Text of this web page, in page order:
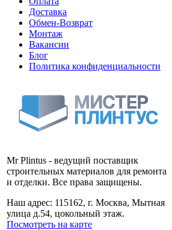
Доставка
Обмен-Возврат
Монтаж
Вакансии
Блог
Политика конфиденциальности
Mr Plintus - ведущий поставщик
строительных материалов для ремонта
и отделки. Все права защищены.
Наш адрес: 115162, г. Москва, Мытная
улица д.54, цокольный этаж.
Посмотреть на карте